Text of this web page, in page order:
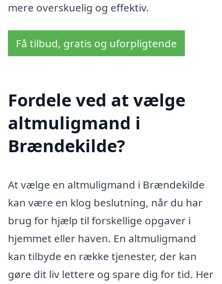
mere overskuelig og effektiv.
Få tilbud, gratis og uforpligtende
Fordele ved at vælge
altmuligmand i
Brændekilde?
At vælge en altmuligmand i Brændekilde
kan være en klog beslutning, når du har
brug for hjælp til forskellige opgaver i
hjemmet eller haven. En altmuligmand
kan tilbyde en række tjenester, der kan
gøre dit liv lettere og spare dig for tid. Her